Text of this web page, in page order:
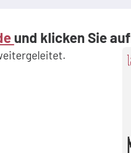
und klicken Sie auf